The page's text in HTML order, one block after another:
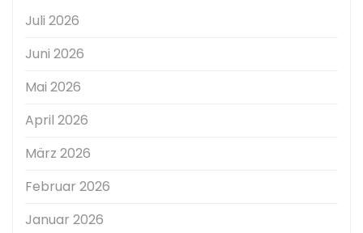
Juli 2026
Juni 2026
Mai 2026
April 2026
März 2026
Februar 2026
Januar 2026